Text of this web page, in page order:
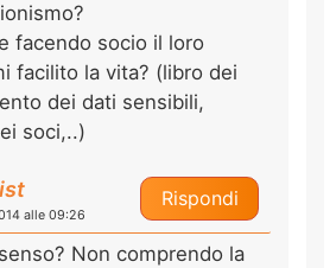
facendo socio il loro
facilito la vita? (libro dei
dei dati sensibili,
soci,..)
Rispondi
alle 09:26
Non comprendo la